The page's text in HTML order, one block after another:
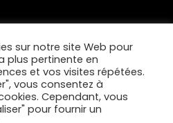
sur notre site Web pour
plus pertinente en
et vos visites répétées.
vous consentez à
Cependant, vous
pour fournir un